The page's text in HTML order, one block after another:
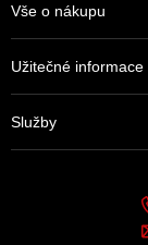
Vše o nákupu
Užitečné informace
Služby